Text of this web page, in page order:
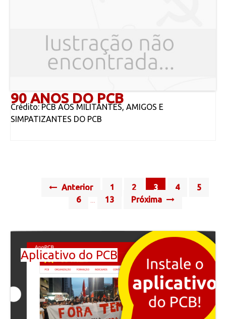
90 ANOS DO PCB
Crédito: PCB AOS MILITANTES, AMIGOS E
SIMPATIZANTES DO PCB
Anterior 1 2 3 4
5
6
13 Próxima
Aplicativo do PCB